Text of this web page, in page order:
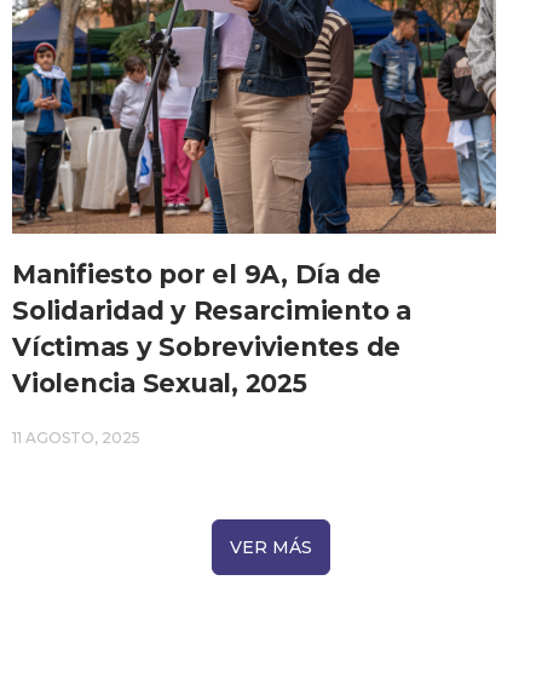
Manifiesto por el 9A, Día de
Solidaridad y Resarcimiento a
Víctimas y Sobrevivientes de
Violencia Sexual, 2025
11 AGOSTO, 2025
VER MÁS